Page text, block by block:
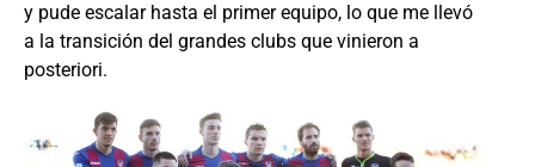
y pude escalar hasta el primer equipo, lo que me llevó
a la transición del grandes clubs que vinieron a
posteriori.